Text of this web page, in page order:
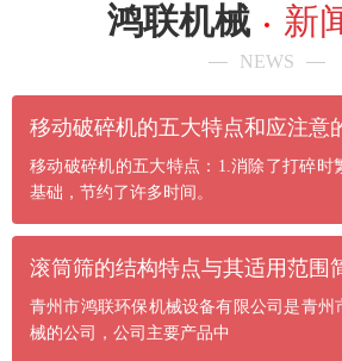
鸿联机械 新
NEWS
移动破碎机的五大特点和应注意
移动破碎机的五大特点：1.消除了打碎时
基础，节约了许多时间。
滚筒筛的结构特点与其适用范围
青州市鸿联环保机械设备有限公司是青州
械的公司，公司主要产品中